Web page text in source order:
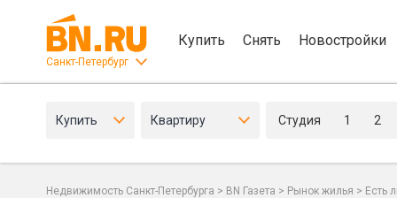
Санкт-Петербург
Купить Снять Новостройки
Купить Квартиру Студия 1 2
Недвижимость Санкт-Петербурга > BN Газета > Рынок жилья > Есть